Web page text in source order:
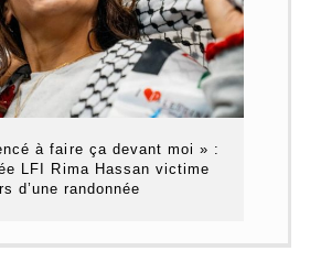
à faire ça devant moi » :
LFI Rima Hassan victime
d’une randonnée